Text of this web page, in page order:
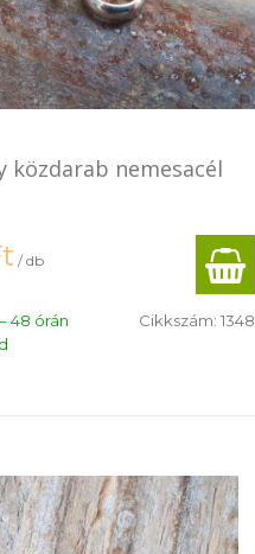
közdarab nemesacél
/ db
48 órán
Cikkszám: 1348